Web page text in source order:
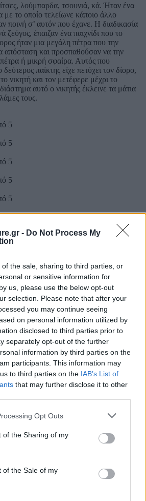
- Do Not Process My
the sale, sharing to third parties, or
or sensitive information for
us, please use the below opt-out
selection. Please note that after your
you may continue seeing
on personal information utilized by
disclosed to third parties prior to
separately opt-out of the further
information by third parties on the
participants. This information may
to third parties on the IAB’s List of
that may further disclose it to other
app uses one or more Google
or usage behaviour. You may click to
to Google and its third-party tags to
specified purposes in below Google
Opt Outs
of the Sharing of my
of the Sale of my
λούμπαρδα, τσουνιά, κά. Ήταν ένα
με το οποίο τελείωνε κάποιο άλλο
ποινή σ’ αυτόν που έχανε. Η διαδικασία
ζεύγος, έπαιζαν ένα παιχνίδι που το
ήταν μια μεγάλη πέτρα που την
απόσταση και προσπαθούσαν να την
ή μικρή σφαίρα. Αυτός που
παίκτης είχε πετύχει τον δίορο,
νικητή και τον μετέφερε μέχρι το
αυτό ο νικητής έκλεινε τα μάτια
τους.
5
5
5
5
5
5
ακόμη.
για το προϊόν: “Εφεδρισμός”
δημοσιεύεται. Τα υποχρεωτικά πεδία